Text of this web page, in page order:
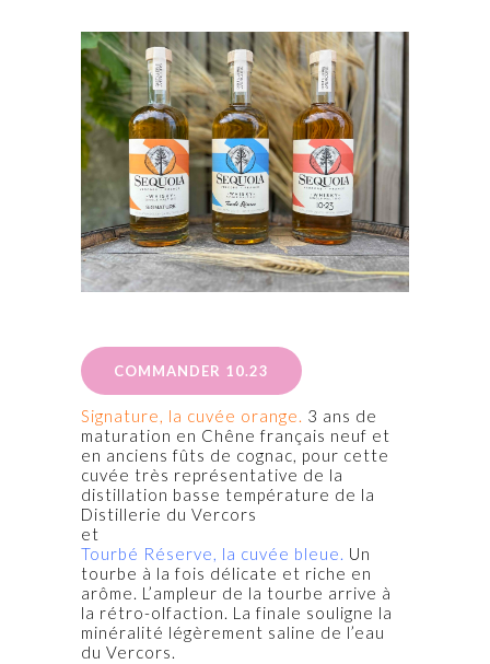
COMMANDER 10.23
Signature, la cuvée orange. 3 ans de
maturation en Chêne français neuf et
en anciens fûts de cognac, pour cette
cuvée très représentative de la
distillation basse température de la
Distillerie du Vercors
et
Tourbé Réserve, la cuvée bleue. Un
tourbe à la fois délicate et riche en
arôme. L’ampleur de la tourbe arrive à
la rétro-olfaction. La finale souligne la
minéralité légèrement saline de l’eau
du Vercors.